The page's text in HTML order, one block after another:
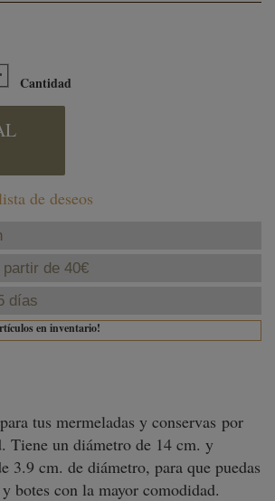
Cantidad
de deseos
de 40€
días
en inventario!
tus mermeladas y conservas por
Tiene un diámetro de 14 cm. y
3.9 cm. de diámetro, para que puedas
botes con la mayor comodidad.